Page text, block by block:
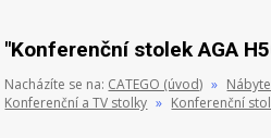
"Konferenční stolek AGA
Nacházíte se na: CATEGO (úvod) »
Konferenční a TV stolky » Konferenční